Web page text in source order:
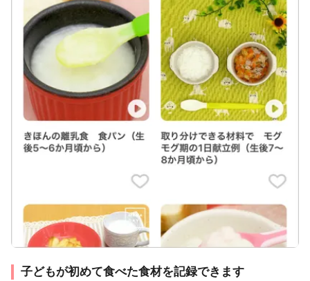
子どもが初めて食べた食材を記録できます